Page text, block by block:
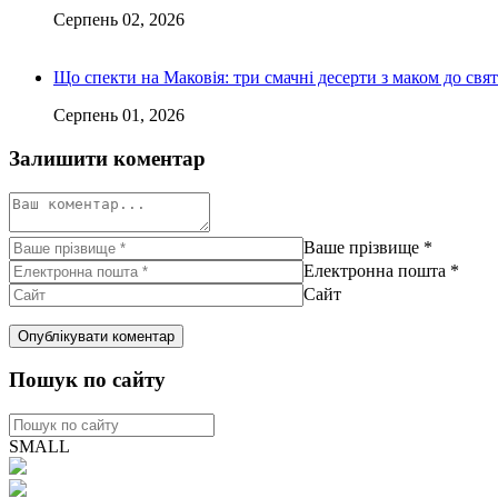
Серпень 02, 2026
Що спекти на Маковія: три смачні десерти з маком до
Серпень 01, 2026
Залишити коментар
Ваше прізвище *
Електронна пошта *
Сайт
Пошук по сайту
SMALL